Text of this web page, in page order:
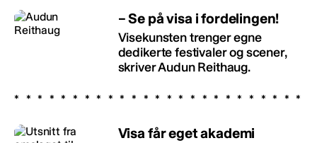
– Se på visa i fordelingen!
Visekunsten trenger egne
dedikerte festivaler og scener,
skriver Audun Reithaug.
Visa får eget akademi